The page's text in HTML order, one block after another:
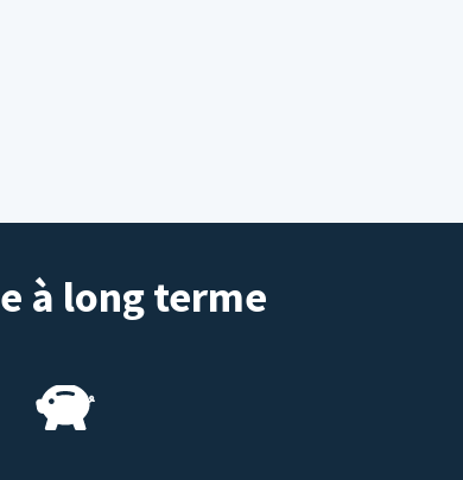
à long terme